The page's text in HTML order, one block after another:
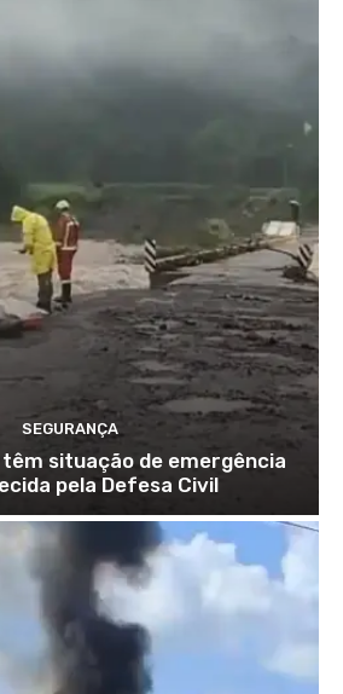
SEGURANÇA
têm situação de emergência
pela Defesa Civil